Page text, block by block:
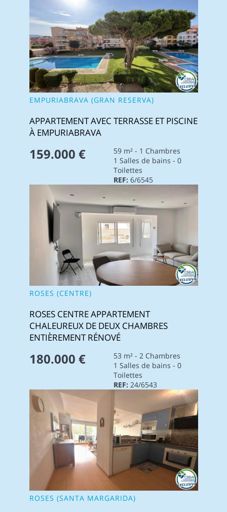
EMPURIABRAVA (GRAN RESERVA)
APPARTEMENT AVEC TERRASSE ET PISCINE
À EMPURIABRAVA
159.000 €
59 m² - 1 Chambres
1 Salles de bains - 0
Toilettes
REF: 6/6545
ROSES (CENTRE)
ROSES CENTRE APPARTEMENT
CHALEUREUX DE DEUX CHAMBRES
ENTIÈREMENT RÉNOVÉ
180.000 €
53 m² - 2 Chambres
1 Salles de bains - 0
Toilettes
REF: 24/6543
ROSES (SANTA MARGARIDA)